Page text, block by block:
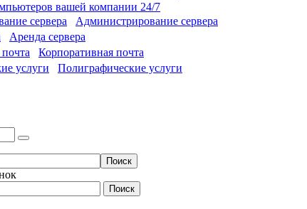
вашей компании 24/7
Администрирование сервера
Аренда сервера
Корпоративная почта
Полиграфические услуги